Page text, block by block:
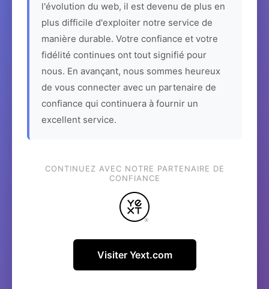
l'évolution du web, il est devenu de plus en
plus difficile d'exploiter notre service de
manière durable. Votre confiance et votre
fidélité continues ont tout signifié pour
nous. En avançant, nous sommes heureux
de vous connecter avec un partenaire de
confiance qui continuera à fournir un
excellent service.
CONTINUEZ AVEC NOTRE PARTENAIRE DE
CONFIANCE
Visiter Yext.com